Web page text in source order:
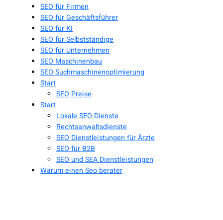
SEO für Firmen
SEO für Geschäftsführer
SEO für KI
SEO für Selbstständige
SEO für Unternehmen
SEO Maschinenbau
SEO Suchmaschinenoptimierung
Start
SEO Preise
Start
Lokale SEO-Dienste
Rechtsanwaltsdienste
SEO Dienstleistungen für Ärzte
SEO für B2B
SEO und SEA Dienstleistungen
Warum einen Seo berater